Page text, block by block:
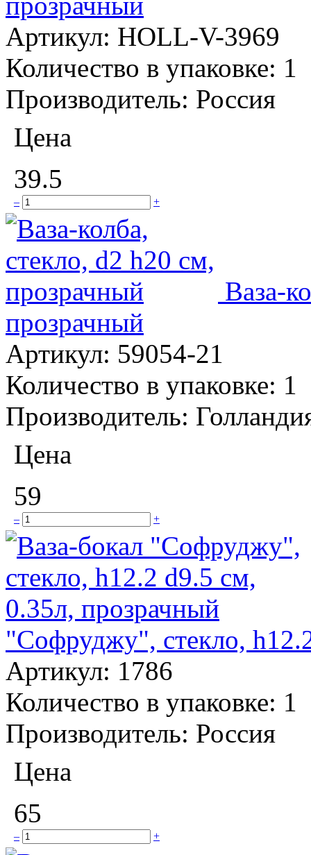
Артикул: HOLL-V-3969
Количество в упаковке: 1
Производитель: Россия
Цена
39.5
– +
Ваза-
прозрачный
Артикул: 59054-21
Количество в упаковке: 1
Производитель:
Цена
59
– +
"Софруджу", стекло,
Артикул: 1786
Количество в упаковке: 1
Производитель: Россия
Цена
65
– +